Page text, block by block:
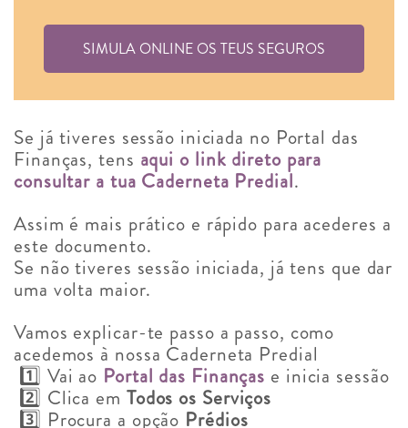
SIMULA ONLINE OS TEUS SEGUROS
Se já tiveres sessão iniciada no Portal das
Finanças,tens aqui o link direto para
consultar a tua Caderneta Predial.
Assim é mais prático e rápido para acederes a
este documento.
Se não tiveres sessão iniciada, já tens que dar
uma volta maior.
Vamos explicar-te passo a passo, como
acedemos à nossa Caderneta Predial
1️⃣ Vai ao Portal das Finanças e inicia sessão
2️⃣ Clica em Todos os Serviços
3️⃣ Procura a opção Prédios